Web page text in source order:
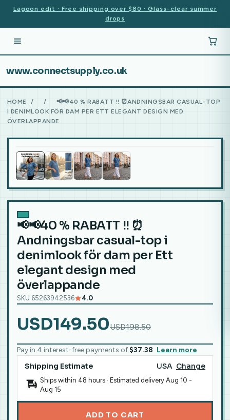
Lagoon edit · Free shipping over $80 · Glass-clear summer
drops
www.connectsupply.co.uk
HOME / /
📢📢40 % RABATT !! ⏰ANDNINGSBAR CASUAL-TOP
I DENIMLOOK FÖR DAM PER ETT ELEGANT DESIGN MED
ÖVERLAPPANDE
📢📢40 % RABATT !! ⏰
Andningsbar casual-top i
denimlook för dam per Ett
elegant design med
överlappande
SKU 65263942536 4.0
USD149.50USD198.50
Pay in 4 interest-free payments of $37.38 Learn more
Shipping Estimate USA Change
Ships within 48 hours · Estimated delivery Aug 10 -
Aug 15
ADD TO CART